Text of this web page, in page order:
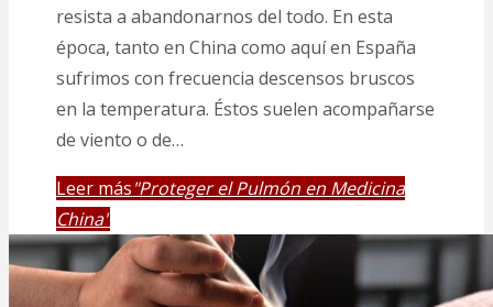
resista a abandonarnos del todo. En esta
época, tanto en China como aquí en España
sufrimos con frecuencia descensos bruscos
en la temperatura. Éstos suelen acompañarse
de viento o de…
Leer más"Proteger el Pulmón en Medicina
China"